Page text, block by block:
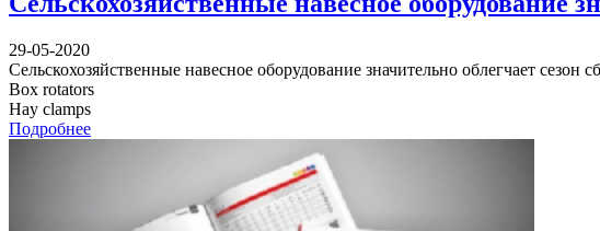
29-05-2020
Сельскохозяйственные навесное оборудование значительно облегчает сезон
Box rotators
Hay clamps
Подробнее